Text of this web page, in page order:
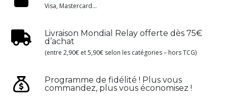
Visa, Mastercard...
Livraison Mondial Relay offerte dès 75€
d’achat
(entre 2,90€ et 5,90€ selon les catégories – hors TCG)
Programme de fidélité ! Plus vous
commandez, plus vous économisez !